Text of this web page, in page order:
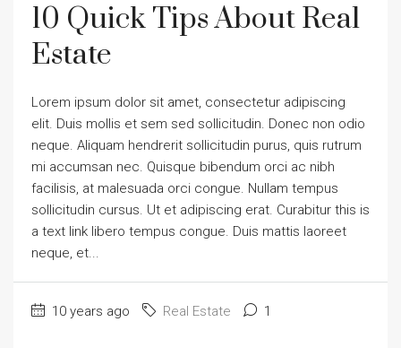
10 Quick Tips About Real
Estate
Lorem ipsum dolor sit amet, consectetur adipiscing
elit. Duis mollis et sem sed sollicitudin. Donec non odio
neque. Aliquam hendrerit sollicitudin purus, quis rutrum
mi accumsan nec. Quisque bibendum orci ac nibh
facilisis, at malesuada orci congue. Nullam tempus
sollicitudin cursus. Ut et adipiscing erat. Curabitur this is
a text link libero tempus congue. Duis mattis laoreet
neque, et...
10 years ago Real Estate 1